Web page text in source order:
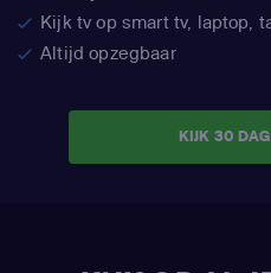
Kijk tv op smart tv, laptop,
Altijd opzegbaar
KIJK 30